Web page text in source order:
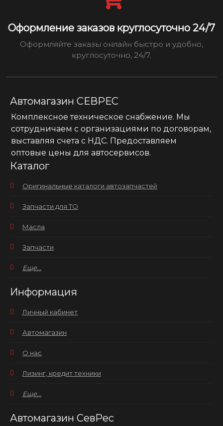
Оформление заказов круглосуточно 24/7
Оформляйте заказы онлайн быстро и удобно,
круглосуточно, 24/7.
Автомагазин СЕВРЕС
Комплексное техническое снабжение. Мы
сотрудничаем с организациями по договорам,
выставляя счета с НДС. Предоставляем
оптовые цены для автосервисов.
Каталог
Оригинальные каталоги автозапчастей
Запчасти для ТО
Масла
Запчасти
Еще...
Информация
Личный кабинет
Автомагазин
О нас
Лизинг, кредит техники
Еще...
Автомагазин СевРес